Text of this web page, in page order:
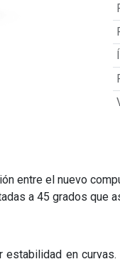
entre el nuevo
a 45 grados que
en